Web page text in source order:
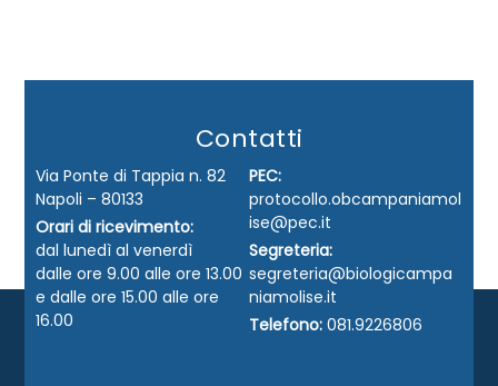
Contatti
Via Ponte di Tappia n. 82
Napoli – 80133
Orari di ricevimento:
dal lunedì al venerdì
dalle ore 9.00 alle ore 13.00
e dalle ore 15.00 alle ore
16.00
PEC:
protocollo.obcampaniamol
ise@pec.it
Segreteria:
segreteria@biologicampa
niamolise.it
Telefono: 081.9226806